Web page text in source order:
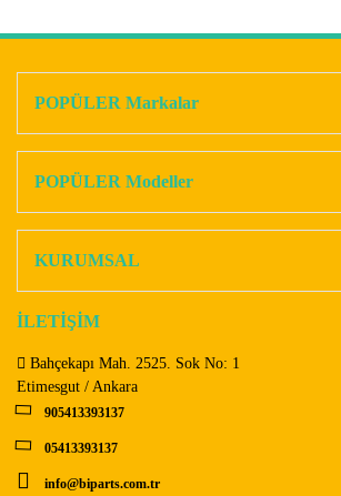
Ürün açıklamasında eksik bilgiler bulunuyor.
Bu ürüne benzer farklı alternatifler olmalı.
POPÜLER Markalar
POPÜLER Modeller
KURUMSAL
İLETİŞİM
Bahçekapı Mah. 2525. Sok No: 1
Etimesgut / Ankara
905413393137
05413393137
info@biparts.com.tr